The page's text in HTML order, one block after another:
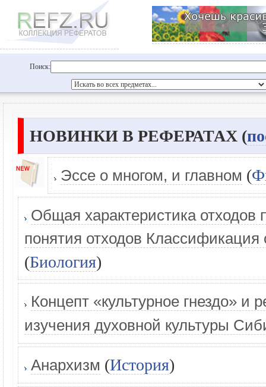
Поиск:
НОВИНКИ В РЕФЕРАТАХ (
Эссе о многом, и главном (
Общая характеристика
понятия отходов
(Биология)
Концепт «культурное гнездо» и
изучения духовной культуры
Анархизм (История)